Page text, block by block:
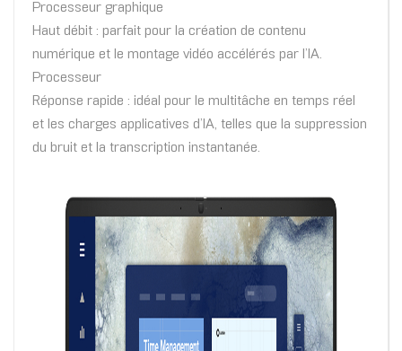
Processeur graphique
Haut débit : parfait pour la création de contenu
numérique et le montage vidéo accélérés par l’IA.
Processeur
Réponse rapide : idéal pour le multitâche en temps réel
et les charges applicatives d’IA, telles que la suppression
du bruit et la transcription instantanée.